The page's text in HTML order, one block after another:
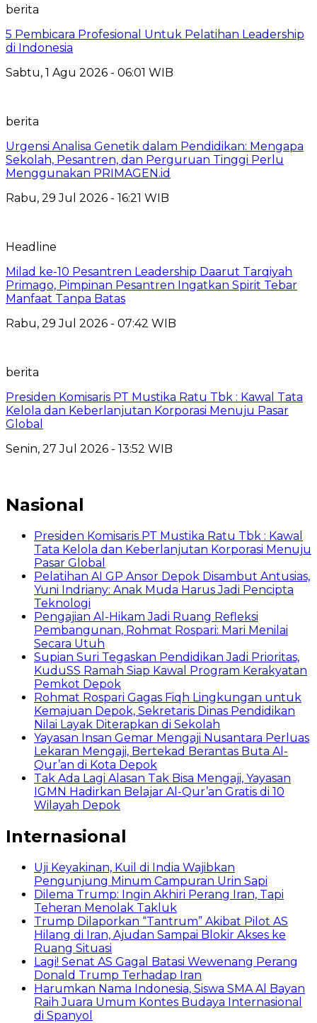
berita
5 Pembicara Profesional Untuk Pelatihan Leadership
di Indonesia
Sabtu, 1 Agu 2026 - 06:01 WIB
berita
Urgensi Analisa Genetik dalam Pendidikan: Mengapa
Sekolah, Pesantren, dan Perguruan Tinggi Perlu
Menggunakan PRIMAGEN.id
Rabu, 29 Jul 2026 - 16:21 WIB
Headline
Milad ke-10 Pesantren Leadership Daarut Tarqiyah
Primago, Pimpinan Pesantren Ingatkan Spirit Tebar
Manfaat Tanpa Batas
Rabu, 29 Jul 2026 - 07:42 WIB
berita
Presiden Komisaris PT Mustika Ratu Tbk : Kawal Tata
Kelola dan Keberlanjutan Korporasi Menuju Pasar
Global
Senin, 27 Jul 2026 - 13:52 WIB
Nasional
Presiden Komisaris PT Mustika Ratu Tbk : Kawal
Tata Kelola dan Keberlanjutan Korporasi Menuju
Pasar Global
Pelatihan AI GP Ansor Depok Disambut Antusias,
Yuni Indriany: Anak Muda Harus Jadi Pencipta
Teknologi
Pengajian Al-Hikam Jadi Ruang Refleksi
Pembangunan, Rohmat Rospari: Mari Menilai
Secara Utuh
Supian Suri Tegaskan Pendidikan Jadi Prioritas,
KuduSS Ramah Siap Kawal Program Kerakyatan
Pemkot Depok
Rohmat Rospari Gagas Fiqh Lingkungan untuk
Kemajuan Depok, Sekretaris Dinas Pendidikan
Nilai Layak Diterapkan di Sekolah
Yayasan Insan Gemar Mengaji Nusantara Perluas
Lekaran Mengaji, Bertekad Berantas Buta Al-
Qur’an di Kota Depok
Tak Ada Lagi Alasan Tak Bisa Mengaji, Yayasan
IGMN Hadirkan Belajar Al-Qur’an Gratis di 10
Wilayah Depok
Internasional
Uji Keyakinan, Kuil di India Wajibkan
Pengunjung Minum Campuran Urin Sapi
Dilema Trump: Ingin Akhiri Perang Iran, Tapi
Teheran Menolak Takluk
Trump Dilaporkan “Tantrum” Akibat Pilot AS
Hilang di Iran, Ajudan Sampai Blokir Akses ke
Ruang Situasi
Lagi! Senat AS Gagal Batasi Wewenang Perang
Donald Trump Terhadap Iran
Harumkan Nama Indonesia, Siswa SMA Al Bayan
Raih Juara Umum Kontes Budaya Internasional
di Spanyol